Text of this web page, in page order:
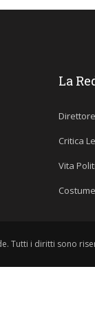
La
Critica
Vita
Tutti i diritti sono